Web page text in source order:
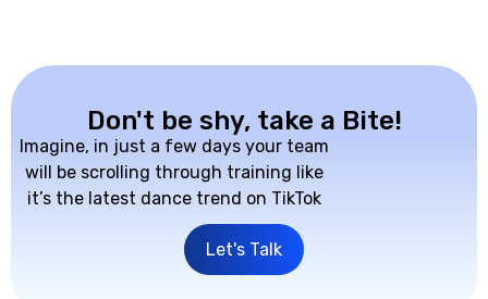
Don't be shy, take a Bite!
Imagine, in just a few days your team
will be scrolling through training like
it’s the latest dance trend on TikTok
Let's Talk